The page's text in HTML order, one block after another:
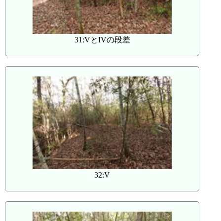
31:VとIVの段差
32:V